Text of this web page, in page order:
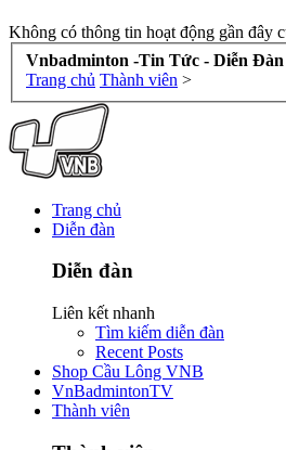
Không có thông tin hoạt động gần đây
Vnbadminton -Tin Tức - Diễn
Trang chủ Thành viên >
Trang chủ
Diễn đàn
Diễn đàn
Liên kết nhanh
Tìm kiếm diễn đàn
Recent Posts
Shop Cầu Lông VNB
VnBadmintonTV
Thành viên